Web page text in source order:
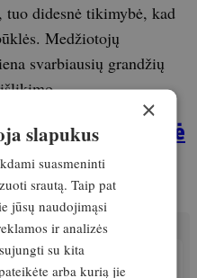
didesnė tikimybė, kad
Medžiotojų
svarbiausių grandžių
Medžioklė
įsigyti
šį savaitgalį
×
slapukus
suasmeninti
srautą. Taip pat
jūsų naudojimąsi
ir analizės
su kita
arba kurią jie